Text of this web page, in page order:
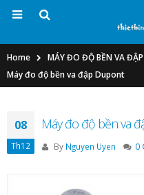
Home
MÁY ĐO ĐỘ BỀN VA
Máy đo độ bền va đập Dupont
08
Th12
Máy đo độ bền va
By Nguyen Uyen 0